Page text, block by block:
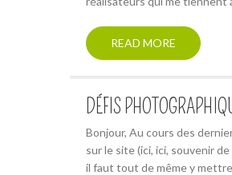
READ MORE
DÉFIS
Bonjour, Au cours des
sur le site (ici, ici, souvenir
il faut tout de même y